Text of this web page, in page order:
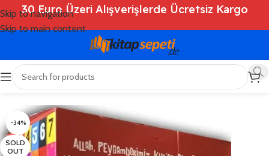
Skip to navigation
Skip to main content
30 Euro Üzeri Alışverişlerde Ücretsiz Kargo
Ana Sayfa Shop
-34%
SOLD
OUT